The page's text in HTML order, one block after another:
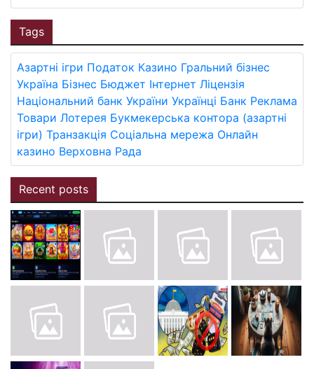
Tags
Азартні ігри Податок Казино Гральний бізнес
Україна Бізнес Бюджет Інтернет Ліцензія
Національний банк України Українці Банк Реклама
Товари Лотерея Букмекерська контора (азартні
ігри) Транзакція Соціальна мережа Онлайн
казино Верховна Рада
Recent posts